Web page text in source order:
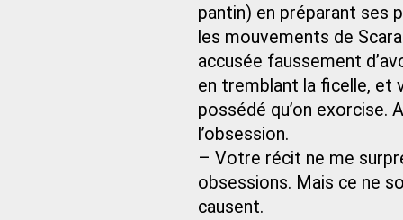
pantin) en préparant ses
les mouvements de
accusée faussement
en tremblant la ficelle, et
possédé qu’on exorcise.
l’obsession.
– Votre récit ne me
obsessions. Mais ce ne
causent.